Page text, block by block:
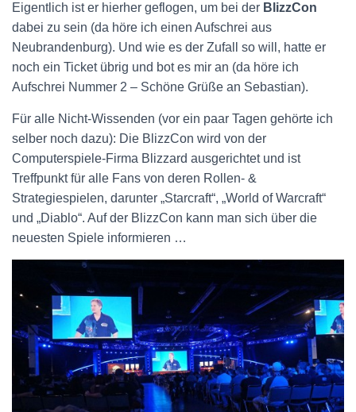
Eigentlich ist er hierher geflogen, um bei der BlizzCon
dabei zu sein (da höre ich einen Aufschrei aus
Neubrandenburg). Und wie es der Zufall so will, hatte er
noch ein Ticket übrig und bot es mir an (da höre ich
Aufschrei Nummer 2 – Schöne Grüße an Sebastian).
Für alle Nicht-Wissenden (vor ein paar Tagen gehörte ich
selber noch dazu): Die BlizzCon wird von der
Computerspiele-Firma Blizzard ausgerichtet und ist
Treffpunkt für alle Fans von deren Rollen- &
Strategiespielen, darunter „Starcraft“, „World of Warcraft“
und „Diablo“. Auf der BlizzCon kann man sich über die
neuesten Spiele informieren …